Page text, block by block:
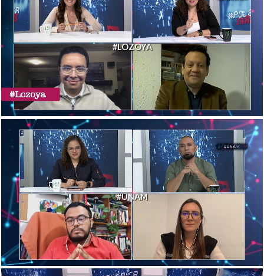
#LOZOYA
#UNAM